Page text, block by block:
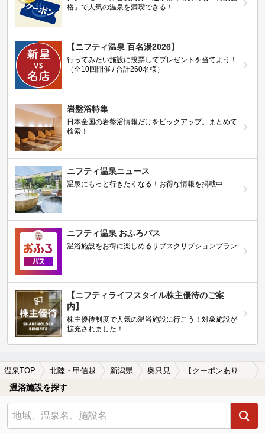
格」で人気の温泉を満喫できる！
【ニフティ温泉 百名湯2026】
行ってみたい施設に投票してプレゼントを当てよう！
（全10回開催 / 合計260名様）
岩盤浴特集
日本全国の岩盤浴情報だけをピックアップ。まとめて
検索！
ニフティ温泉ニュース
温泉にもっと行きたくなる！お得な情報を掲載中
ニフティ温泉 おふろパス
温浴施設をお得に楽しめるサブスクリプションプラン
【ニフティライフスタイル株主優待のご案
内】
株主優待制度で人気の温浴施設に行こう！対象施設が
拡充されました！
温泉TOP 北陸・甲信越 新潟県 奥只見 【クーポンあり】食事が楽しめる奥只見の温泉、日帰り温泉、スーパー銭湯おすすめ
温浴施設を探す